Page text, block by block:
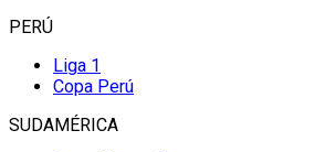
PERÚ
Liga 1
Copa Perú
SUDAMÉRICA